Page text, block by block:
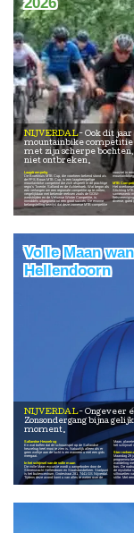
NIJVERDAL
mountainbike competitie
met zijn scherpe
niet ontbreken.
Laagdrempelig
De Broekhuis MTB Cup, die voorheen bekend stond als
de FPS Bouw MTB Cup, is een laagdrempelige
mountainbike competitie die zich afspeelt in de prachtige
regio's Twente, Salland en de Achterhoek. Wat begon als
een verlangen om een regionale competitie op te zetten,
vergelijkbaar met bekende reeksen zoals de GOW-
wedstrijden en de Veluwse Winter Competitie, is
inmiddels uitgegroeid tot een groot succes. De enorme
belangstelling bewijst dat deze zomerse MTB-competitie
voorziet in
MTB
Het
Stichting MTB
samenwerkt
diverse, goed
Volle Maan
Hellendoorn
NIJVERDAL
Zonsondergang bijna
moment.
Sallandse Heuvelrug
En wat boffen dat dit schouwspel op de Sallandse
heuvelrug heel mooi te zien is. Natuurlijk alleen als er
geen wolkje aan de lucht is en wanneer u met een gids
meegaat.
In het schijnsel van de volle maan
De volle Maan excursie wordt u aangeboden door de
Sterrenwacht Hellendoorn en Staatsbosbeheer. Startpunt
is het buitencentrum, Grotestraat 281, 7441 GS Nijverdal.
Tijdens deze avond komt u van alles te weten over de
Maan,
het schijnsel
Maandag 29
programma
wandeling
bos. De
de mystieke
silhouetten
stilte. Met